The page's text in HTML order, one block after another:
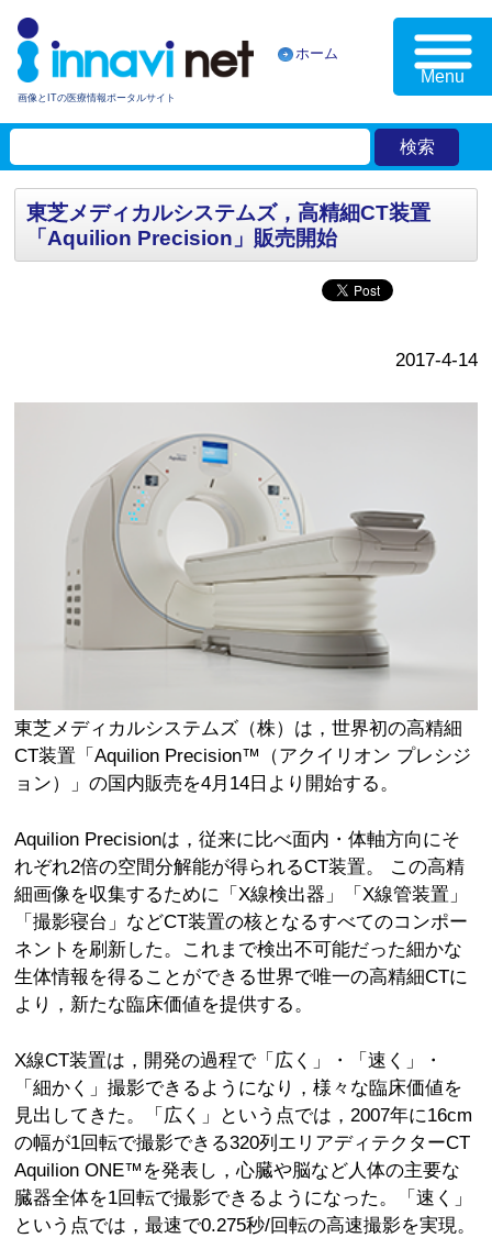
画像とITの医療情報ポータルサイト
ホーム
Menu
東芝メディカルシステムズ，高精細CT装置
「Aquilion Precision」販売開始
2017-4-14
東芝メディカルシステムズ（株）は，世界初の高精細
CT装置「Aquilion Precision™（アクイリオン プレシジ
ョン）」の国内販売を4月14日より開始する。
Aquilion Precisionは，従来に比べ面内・体軸方向にそ
れぞれ2倍の空間分解能が得られるCT装置。 この高精
細画像を収集するために「X線検出器」「X線管装置」
「撮影寝台」などCT装置の核となるすべてのコンポー
ネントを刷新した。これまで検出不可能だった細かな
生体情報を得ることができる世界で唯一の高精細CTに
より，新たな臨床価値を提供する。
X線CT装置は，開発の過程で「広く」・「速く」・
「細かく」撮影できるようになり，様々な臨床価値を
見出してきた。「広く」という点では，2007年に16cm
の幅が1回転で撮影できる320列エリアディテクターCT
Aquilion ONE™を発表し，心臓や脳など人体の主要な
臓器全体を1回転で撮影できるようになった。「速く」
という点では，最速で0.275秒/回転の高速撮影を実現。